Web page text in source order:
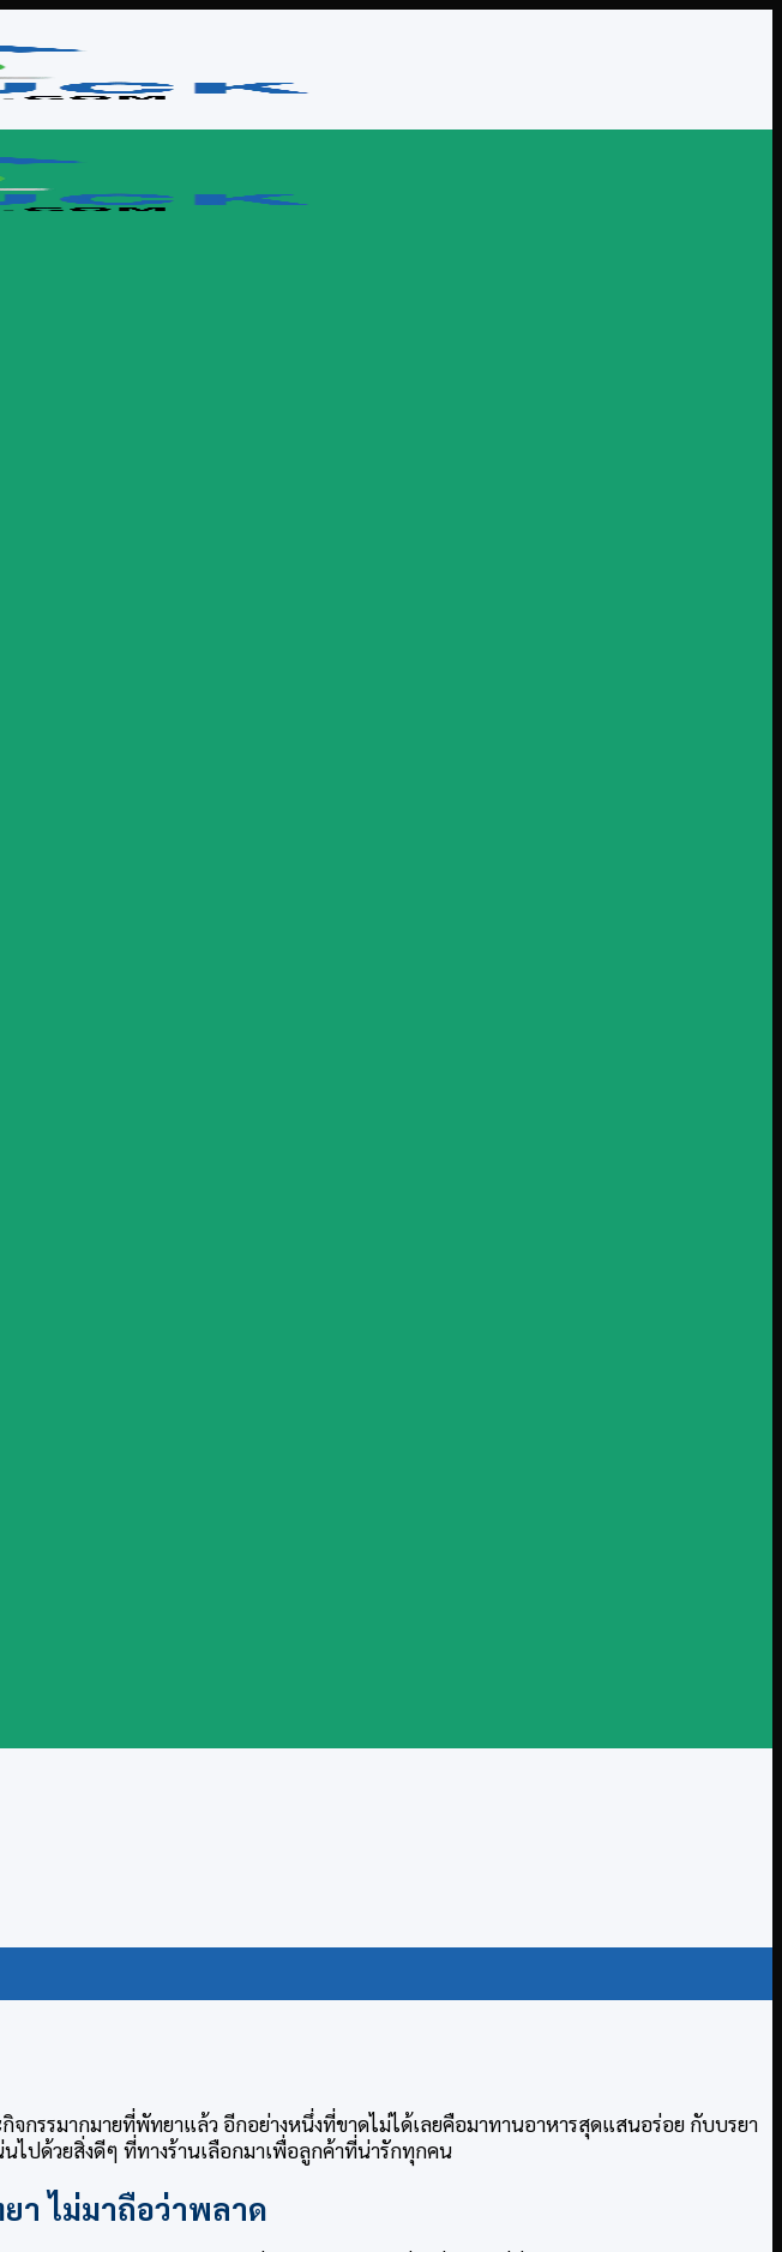
กรรมากมายที่พัทยาแล้ว อีกอย่างหนึ่งที่ขาดไม่ได้เลยคือมาทานอาหารสุดแสนอร่อย กับบรยา
ไปด้วยสิ่งดีๆ ที่ทางร้านเลือกมาเพื่อลูกค้าที่น่ารักทุกคน
า ไม่มาถือว่าพลาด